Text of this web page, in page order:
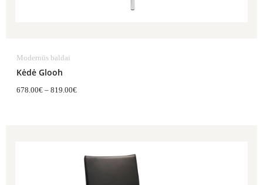
Modernūs baldai
Kėdė Glooh
678.00€ – 819.00€
through
995.00€